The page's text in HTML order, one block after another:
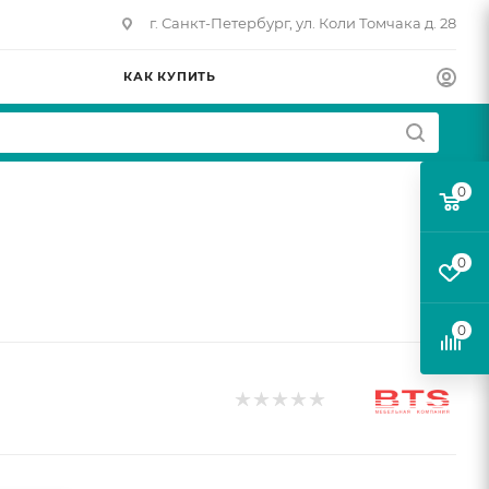
г. Санкт-Петербург, ул. Коли Томчака д. 28
КАК КУПИТЬ
0
0
0